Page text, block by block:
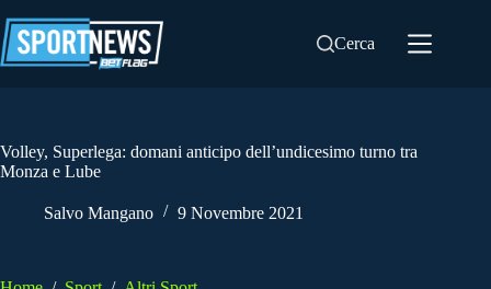
al
contenuto
Cerca
Volley, Superlega: domani anticipo dell’undicesimo turno tra
Monza e Lube
Salvo Mangano 9 Novembre 2021